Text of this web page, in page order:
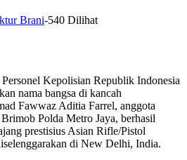
Brani-540 Dilihat
Kepolisian Republik Indonesia
nama bangsa di kancah
Fawwaz Aditia Farrel, anggota
Polda Metro Jaya, berhasil
prestisius Asian Rifle/Pistol
di New Delhi, India.